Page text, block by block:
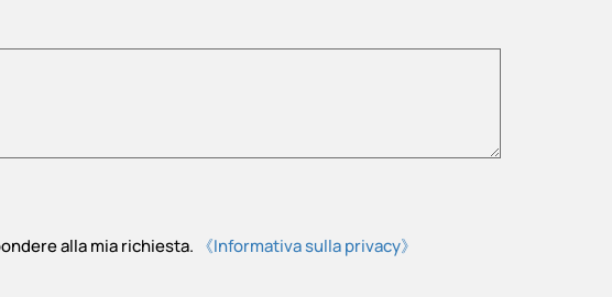
alla mia richiesta. 《Informativa sulla privacy》